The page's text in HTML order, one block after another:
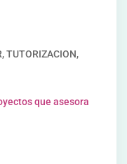
TUTORIZACION,
que asesora